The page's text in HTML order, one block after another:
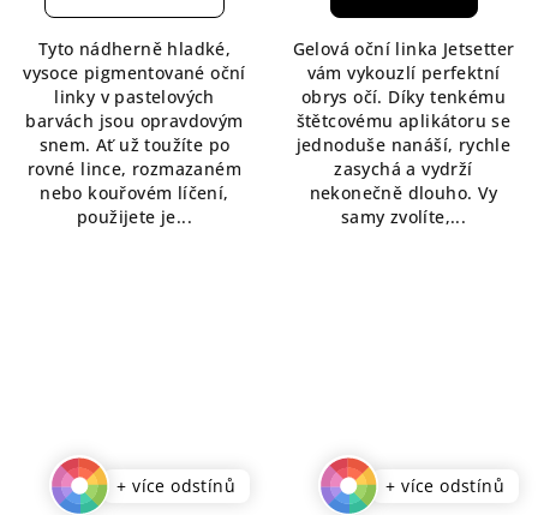
z
5
hvězdiček.
Tyto nádherně hladké,
vysoce pigmentované oční
linky v pastelových
barvách jsou opravdovým
snem. Ať už toužíte po
rovné lince, rozmazaném
nebo kouřovém líčení,
použijete je...
Gelová oční linka Jetsetter
vám vykouzlí perfektní
obrys očí. Díky tenkému
štětcovému aplikátoru se
jednoduše nanáší, rychle
zasychá a vydrží
nekonečně dlouho. Vy
samy zvolíte,...
+ více odstínů + více odstínů